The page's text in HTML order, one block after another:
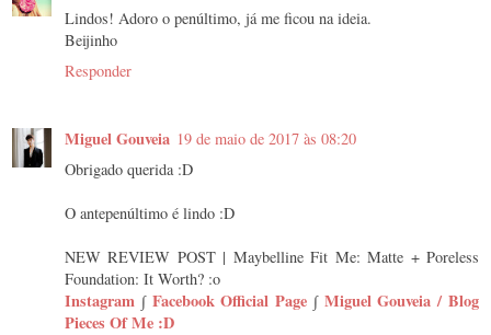
Lindos! Adoro o penúltimo, já me ficou na ideia.
Beijinho
Responder
Miguel Gouveia 19 de maio de 2017 às 08:20
Obrigado querida :D
O antepenúltimo é lindo :D
NEW REVIEW POST | Maybelline Fit Me: Matte + Poreless
Foundation: It Worth? :o
Instagram ∫ Facebook Official Page ∫ Miguel Gouveia / Blog
Pieces Of Me :D